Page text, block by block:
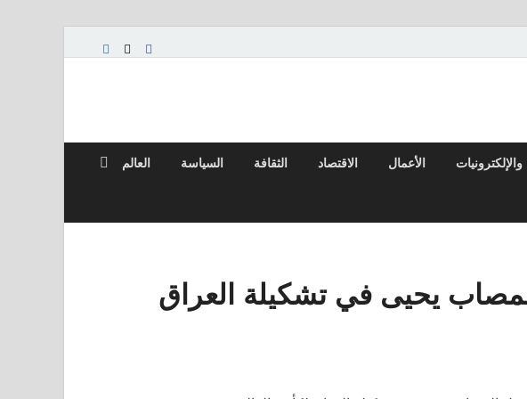
والإلكترونيات الأعمال الاقتصاد الثقافة السياسة العالم
يحيى في تشكيلة العراق